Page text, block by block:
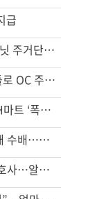
급
부에나파크 한인타운에 281유닛 주거단지 들어선다
“전쟁터 같았다”…테슬라 충돌로 OC 주택 4채 파손
쌀·라면 값 최대 80% 할인…H마트 ‘폭탄 세일’
'14년째 도피' 한인 간호사 공개 수배…메디케어 사기 유죄
응급실서 폭력 환자 제압한 간호사…알고 보니